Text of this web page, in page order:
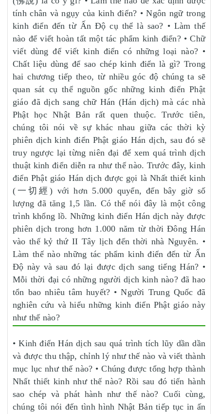
tính chân và ngụy của kinh điển? • Ngôn ngữ trong
kinh điển đến từ Ấn Độ cụ thể là sao? • Làm thế
nào để viết hoàn tất một tác phẩm kinh điển? • Chữ
viết dùng để viết kinh điển có những loại nào? •
Chất liệu dùng để sao chép kinh điển là gì? Trong
hai chương tiếp theo, từ nhiều góc độ chúng ta sẽ
quan sát cụ thể nguồn gốc những kinh điển Phật
giáo đã dịch sang chữ Hán (Hán dịch) mà các nhà
Phật học Nhật Bản rất quen thuộc. Trước tiên,
chúng tôi nói về sự khác nhau giữa các thời kỳ
phiên dịch kinh điển Phật giáo Hán dịch, sau đó sẽ
truy ngược lại từng niên đại để xem quá trình dịch
thuật kinh điển diễn ra như thế nào. Trước đây, kinh
điển Phật giáo Hán dịch được gọi là Nhất thiết kinh
(一切經) với hơn 5.000 quyển, đến bây giờ số
lượng đã tăng 1,5 lần. Có thể nói đây là một công
trình khổng lồ. Những kinh điển Hán dịch này được
phiên dịch trong hơn 1.000 năm từ thời Đông Hán
vào thế kỷ thứ II Tây lịch đến thời nhà Nguyên. •
Làm thế nào những tác phẩm kinh điển đến từ Ấn
Độ này và sau đó lại được dịch sang tiếng Hán? •
Mỗi thời đại có những người dịch kinh nào? đã hao
tổn bao nhiêu tâm huyết? • Người Trung Quốc đã
nghiên cứu và hiểu những kinh điển Phật giáo này
như thế nào?
• Kinh điển Hán dịch sau quá trình tích lũy dần dần
và được thu thập, chỉnh lý như thế nào và viết thành
mục lục như thế nào? • Chúng được tổng hợp thành
Nhất thiết kinh như thế nào? Rồi sau đó tiến hành
sao chép và phát hành như thế nào? Cuối cùng,
chúng tôi nói đến tình hình Nhật Bản tiếp tục in ấn